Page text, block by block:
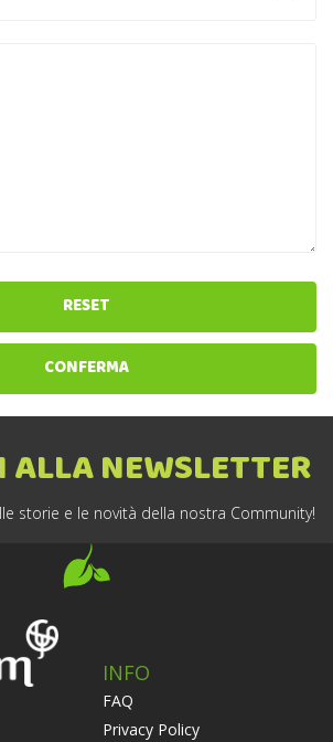
RESET
CONFERMA
NEWSLETTER
storie e le novità della nostra Community!
INFO
FAQ
Privacy Policy